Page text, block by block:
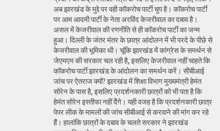
अब झारखंड के मुद्दे पर वही कॉकरोच पार्टी चुप है। कॉकरोच पार्टी
पर आम आदमी पार्टी के नेता अरविंद केजरीवाल का दबाव है।
असल में केजरीवाल की रणनीति से ही कॉकरोच पार्टी का जन्म
हुआ। दिल्ली के जंतर मंतर के छात्र आंदोलन में भी परदे के पीछे से
केजरीवाल की भूमिका थी। चूंकि झारखंड में कांग्रेस के समर्थन से
जेएमएम की सरकार चल रही है, इसलिए केजरीवाल नहीं चाहते कि
कॉकरोच पार्टी झारखंड के आंदोलन का समर्थन करें। सीबीआई
जांच पर ऐतराज क्यों? झारखंड में शिक्षा विभाग मुख्यमंत्री हेमंत
सोरेन के पास है, इसलिए प्रदर्शनकारी छात्रों को भी पता है कि
हेमंत सोरेन इस्तीफा नहीं देेंगे। यही वजह है कि प्रदर्शनकारी छात्र
पेपर लीक के मामलों की जांच सीबीआई से करवाने की मांग कर रहे
हैं। हालांकि छात्रों के दबाव के चलते सरकार ने झारखंड